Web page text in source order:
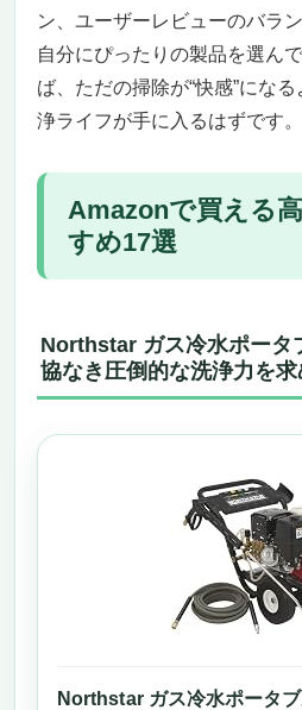
価値ある一台。選ばれ
最後に：あなたが買う
見送るべきか？
ガレージの頑固な汚れも
ワーと機動性を兼ね備え
すさ
どんな人に向いている
すめ
結論：買うべきかどう
BAYOTAK 壁掛け型モン
Amazon高圧洗浄機ラン
ートホース搭載の合理性
ノズルも豊富、フォー
ロ並みの仕上がりに
価格は高め。でも“プロ
ら高くはない
驚異の水圧で汚れを吹き
ンキングに名を刻む注目
ン、ユーザーレビューのバラ
自分にぴったりの製品を選ん
ば、ただの掃除が“快感”にな
浄ライフが手に入るはずです。
Amazonで買える
すめ17選
Northstar ガス冷水ポータ
協なき圧倒的な洗浄力を
Northstar ガス冷水ポータ